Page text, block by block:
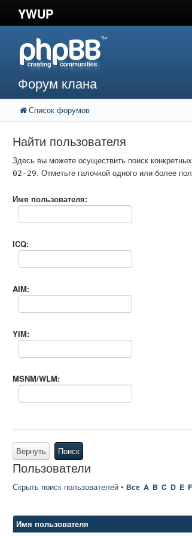
YWUP
Форум клана
Список форумов
Найти пользователя
Здесь вы можете осуществить поиск
02-29. Отметьте галочкой одного или более
Имя пользователя:
ICQ:
AIM:
YIM:
MSNM/WLM:
Вернуть Поиск
Пользователи
Скрыть поиск пользователей • Все A B C D E F
Имя пользователя